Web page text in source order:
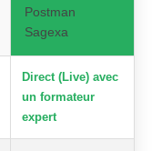
Postman
Sagexa
Direct (Live) avec
un formateur
expert